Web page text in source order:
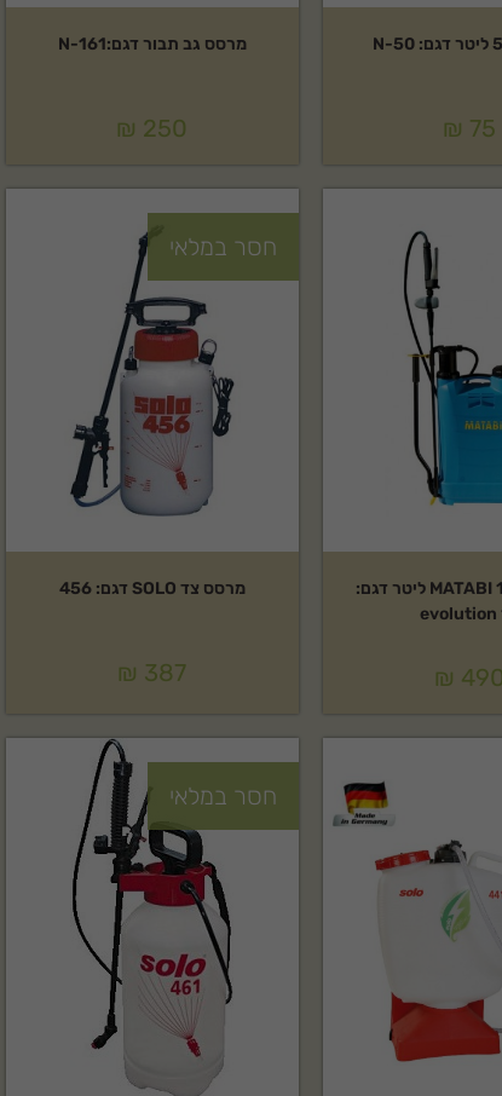
₪ 75
מרסס גב תבור דגם:N-161
₪ 250
מרסס גב MATABI 16 ליטר דגם:
evolution
₪ 490
חסר במלאי
מרסס צד SOLO דגם: 456
₪ 387
חסר במלאי